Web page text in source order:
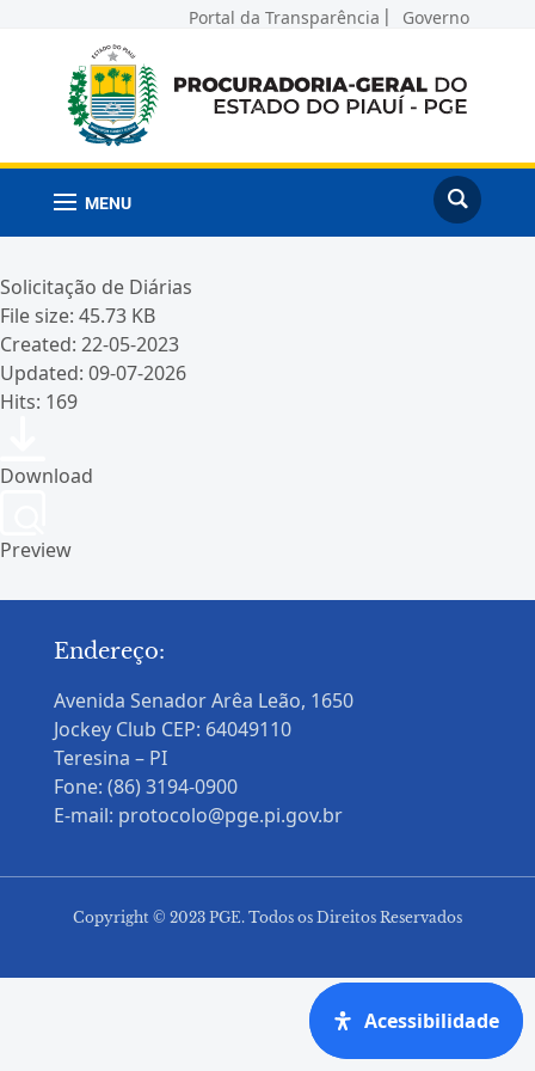
Portal da Transparência Governo
MENU
Solicitação de Diárias
File size: 45.73 KB
Created: 22-05-2023
Updated: 09-07-2026
Hits: 169
Download
Preview
Endereço:
Avenida Senador Arêa Leão, 1650
Jockey Club CEP: 64049110
Teresina – PI
Fone: (86) 3194-0900
E-mail: protocolo@pge.pi.gov.br
Copyright © 2023 PGE. Todos os Direitos Reservados
Acessibilidade
Acessibilidade